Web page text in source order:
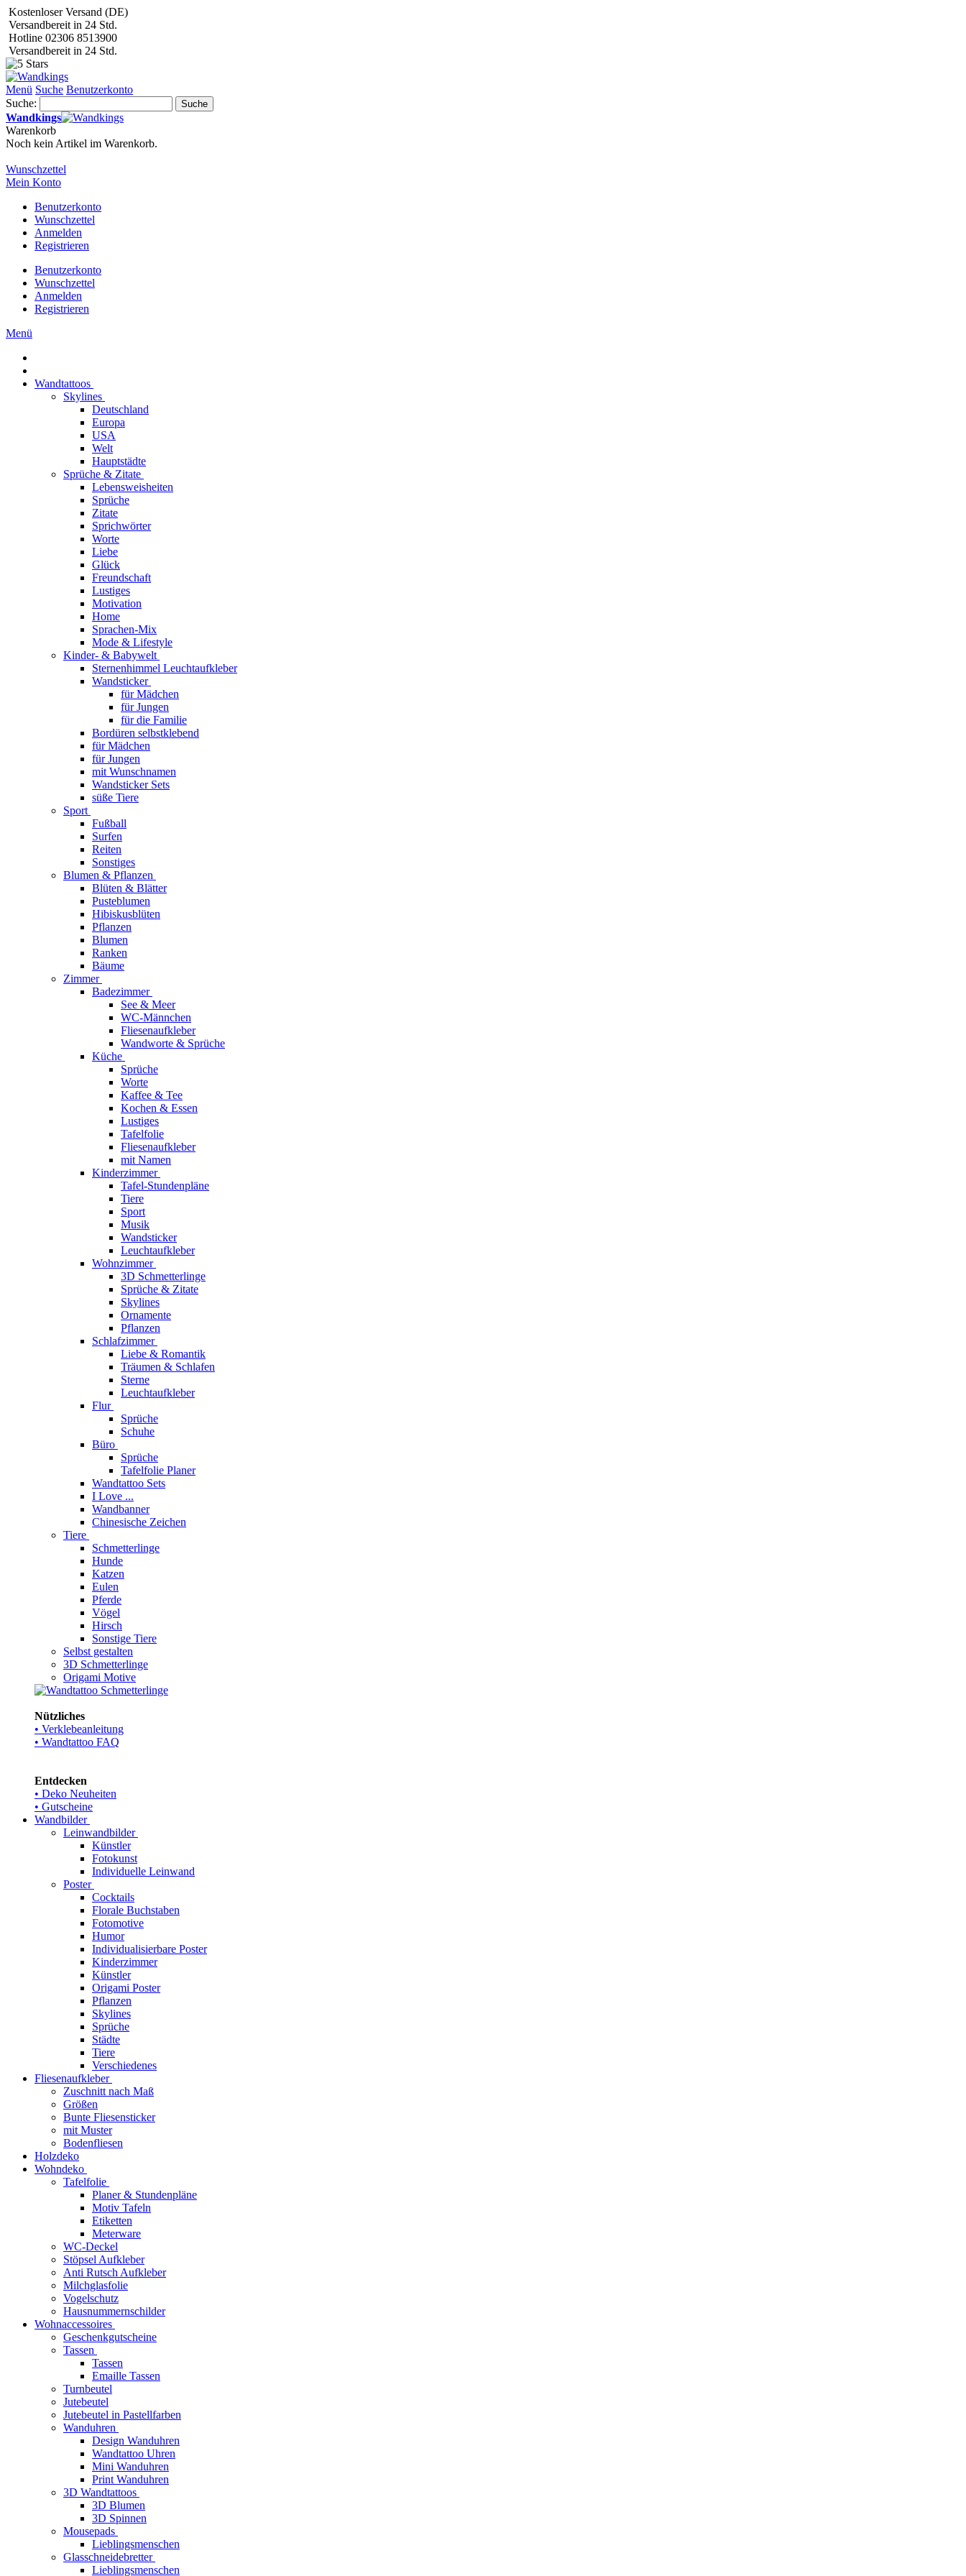
Kostenloser Versand (DE)
Versandbereit in 24 Std.
Hotline 02306 8513900
Versandbereit in 24 Std.
Menü Suche Benutzerkonto
Suche:
Suche
Wandkings
Warenkorb
Noch kein Artikel im Warenkorb.
Wunschzettel
Mein Konto
Benutzerkonto
Wunschzettel
Anmelden
Registrieren
Benutzerkonto
Wunschzettel
Anmelden
Registrieren
Menü
Wandtattoos
Skylines
Deutschland
Europa
USA
Welt
Hauptstädte
Sprüche & Zitate
Lebensweisheiten
Sprüche
Zitate
Sprichwörter
Worte
Liebe
Glück
Freundschaft
Lustiges
Motivation
Home
Sprachen-Mix
Mode & Lifestyle
Kinder- & Babywelt
Sternenhimmel Leuchtaufkleber
Wandsticker
für Mädchen
für Jungen
für die Familie
Bordüren selbstklebend
für Mädchen
für Jungen
mit Wunschnamen
Wandsticker Sets
süße Tiere
Sport
Fußball
Surfen
Reiten
Sonstiges
Blumen & Pflanzen
Blüten & Blätter
Pusteblumen
Hibiskusblüten
Pflanzen
Blumen
Ranken
Bäume
Zimmer
Badezimmer
See & Meer
WC-Männchen
Fliesenaufkleber
Wandworte & Sprüche
Küche
Sprüche
Worte
Kaffee & Tee
Kochen & Essen
Lustiges
Tafelfolie
Fliesenaufkleber
mit Namen
Kinderzimmer
Tafel-Stundenpläne
Tiere
Sport
Musik
Wandsticker
Leuchtaufkleber
Wohnzimmer
3D Schmetterlinge
Sprüche & Zitate
Skylines
Ornamente
Pflanzen
Schlafzimmer
Liebe & Romantik
Träumen & Schlafen
Sterne
Leuchtaufkleber
Flur
Sprüche
Schuhe
Büro
Sprüche
Tafelfolie Planer
Wandtattoo Sets
I Love ...
Wandbanner
Chinesische Zeichen
Tiere
Schmetterlinge
Hunde
Katzen
Eulen
Pferde
Vögel
Hirsch
Sonstige Tiere
Selbst gestalten
3D Schmetterlinge
Origami Motive
Nützliches
• Verklebeanleitung
• Wandtattoo FAQ
Entdecken
• Deko Neuheiten
• Gutscheine
Wandbilder
Leinwandbilder
Künstler
Fotokunst
Individuelle Leinwand
Poster
Cocktails
Florale Buchstaben
Fotomotive
Humor
Individualisierbare Poster
Kinderzimmer
Künstler
Origami Poster
Pflanzen
Skylines
Sprüche
Städte
Tiere
Verschiedenes
Fliesenaufkleber
Zuschnitt nach Maß
Größen
Bunte Fliesensticker
mit Muster
Bodenfliesen
Holzdeko
Wohndeko
Tafelfolie
Planer & Stundenpläne
Motiv Tafeln
Etiketten
Meterware
WC-Deckel
Stöpsel Aufkleber
Anti Rutsch Aufkleber
Milchglasfolie
Vogelschutz
Hausnummernschilder
Wohnaccessoires
Geschenkgutscheine
Tassen
Tassen
Emaille Tassen
Turnbeutel
Jutebeutel
Jutebeutel in Pastellfarben
Wanduhren
Design Wanduhren
Wandtattoo Uhren
Mini Wanduhren
Print Wanduhren
3D Wandtattoos
3D Blumen
3D Spinnen
Mousepads
Lieblingsmenschen
Glasschneidebretter
Lieblingsmenschen